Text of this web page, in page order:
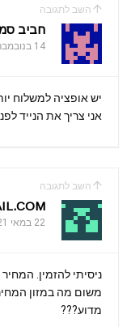
השב לתגובה
חביב
14 בנובמבר 2020 at 02:35
יש אופציה למשלוח
אני צריך את הנייד לפני ה 21
השב לתגובה
22 במאי 2021 at 01:19
מדוע???